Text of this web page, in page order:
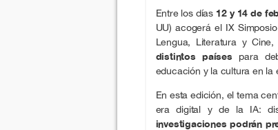
Entre los días 12 y 14 de
UU) acogerá el IX
Lengua, Literatura y
distintos países para
educación y la cultura en la
En esta edición, el tema
era digital y de la IA:
investigaciones podrán